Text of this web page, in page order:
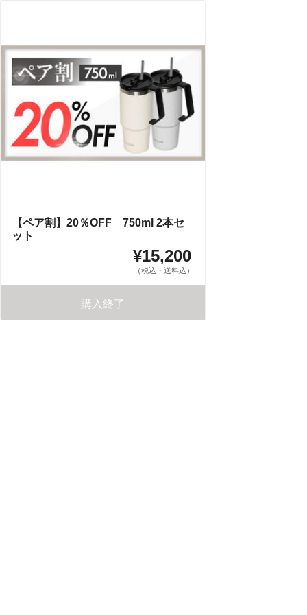
【ペア割】20％OFF 750ml 2本セ
ット
¥15,200
（税込・送料込）
購入終了